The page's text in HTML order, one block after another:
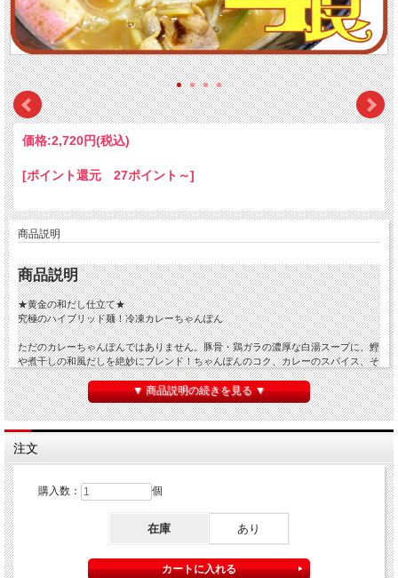
価格:2,720円(税込)
[ポイント還元 27ポイント～]
商品説明
商品説明
★黄金の和だし仕立て★
究極のハイブリッド麺！冷凍カレーちゃんぽん
ただのカレーちゃんぽんではありません。豚骨・鶏ガラの濃厚な白湯スープに、鰹
や煮干しの和風だしを絶妙にブレンド！ちゃんぽんのコク、カレーのスパイス、そ
して和だしの奥深い旨味が三位一体となった、唯一無二の味わいです。
この**「だし旨カレースープ」**が、ツルモチ食感の自家製麺にしっかり絡み、一
口食べるごとに豊かな香りが広がります。
調理は簡単、お鍋で温めるだけ！忙しい日のランチや、夕食に**「いつもの味じゃ
物足りない」**という時に、冷凍庫から取り出して本格的な味をお楽しみくださ
和風だしが効いているから、最後まで飽きずに飲み干せる、日本料理株式会社の
冷凍カレーちゃんぽんの良いところは、
▼ 商品説明の続きを見る ▼
注文
購入数： 個
在庫 あり